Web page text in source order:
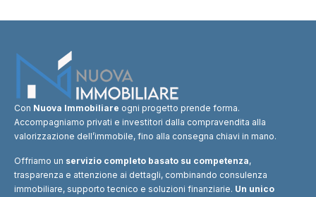
Con Nuova Immobiliare ogni progetto prende forma.
Accompagniamo privati e investitori dalla compravendita alla
valorizzazione dell’immobile, fino alla consegna chiavi in mano.
Offriamo un servizio completo basato su competenza,
trasparenza e attenzione ai dettagli, combinando consulenza
immobiliare, supporto tecnico e soluzioni finanziarie. Un unico